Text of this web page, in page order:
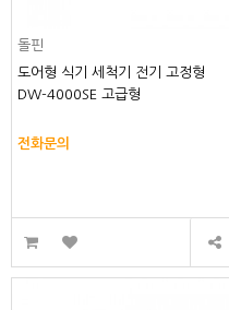
돌핀
도어형 식기 세척기 전기 고정형
DW-4000SE 고급형
전화문의